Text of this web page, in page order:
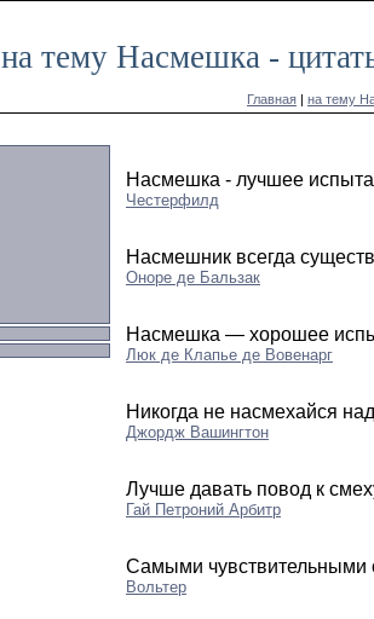
на тему Насмешка -
Главная | на тему
Насмешка - лучшее
Честерфилд
Насмешник всегда
Оноре де Бальзак
Насмешка — хорошее
Люк де Клапье де Вовенарг
Никогда не насмехайся
Джордж Вашингтон
Лучше давать повод к
Гай Петроний Арбитр
Самыми
Вольтер